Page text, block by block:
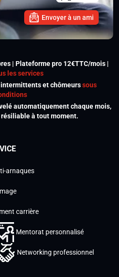
Envoyer à un ami
| Plateforme pro 12€TTC/mois |
les services
et chômeurssous
automatiquement chaque mois,
à tout moment.
arnaques
carrière
Mentorat personnalisé
Networking professionnel